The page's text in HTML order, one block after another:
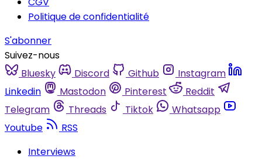
Politique de confidentialité
S'abonner
Suivez-nous
Bluesky
Discord Github
Instagram
Linkedin
Mastodon Pinterest
Reddit
Telegram
Threads Tiktok
Whatsapp
Youtube
RSS
Interviews